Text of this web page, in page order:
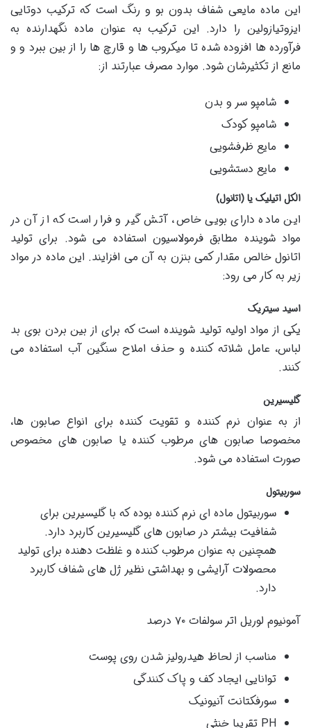
این ماده مایعی شفاف بدون بو و رنگ است که ترکیب دوتایی
ایزوتیازولین را دارد. این ترکیب به عنوان ماده نگهدارنده به
فرآورده ها افزوده شده تا میکروب ها و قارچ ها را از بین ببرد و و
مانع از تکثیرشان شود. موارد مصرف عبارتند از:
شامپو سر و بدن
شامپو کودک
مایع ظرفشویی
مایع دستشویی
الکل اتیلیک یا (اتانول)
این ماده دارای بویی خاص، آتش گیر و فرار است که از آن در
مواد شوینده مطابق فرمولاسیون استفاده می شود. برای تولید
اتانول خالص مقدار کمی بنزن به آن می افزایند. این ماده در مواد
زیر به کار می رود:
اسید سیتریک
یکی از مواد اولیه تولید شوینده است که برای از بین بردن بوی بد
لباس، عامل شلاته کننده و حذف املاح سنگین آب استفاده می
کنند.
گلیسیرین
از به عنوان نرم کننده و تقویت کننده برای انواع صابون ها،
مخصوصا صابون های مرطوب کننده یا صابون های مخصوص
صورت استفاده می شود.
سوربیتول
سوربیتول ماده ای نرم کننده بوده که با گلیسیرین برای
شفافیت بیشتر در صابون های گلیسیرین کاربرد دارد.
همچنین به عنوان مرطوب کننده و غلظت دهنده برای تولید
محصولات آرایشی و بهداشتی نظیر ژل های شفاف کاربرد
دارد.
آمونیوم لوریل اتر سولفات ۷۰ درصد
مناسب از لحاظ هیدرولیز شدن روی پوست
توانایی ایجاد کف و پاک کنندگی
سورفکتانت آنیونیک
PH تقریبا خنثی